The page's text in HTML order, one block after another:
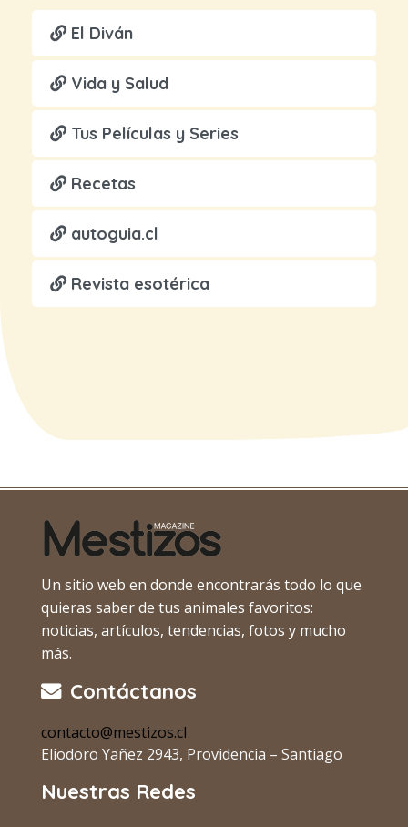
El Diván
Vida y Salud
Tus Películas y Series
Recetas
autoguia.cl
Revista esotérica
Un sitio web en donde encontrarás todo lo que
quieras saber de tus animales favoritos:
noticias, artículos, tendencias, fotos y mucho
más.
Contáctanos
contacto@mestizos.cl
Eliodoro Yañez 2943, Providencia – Santiago
Nuestras Redes